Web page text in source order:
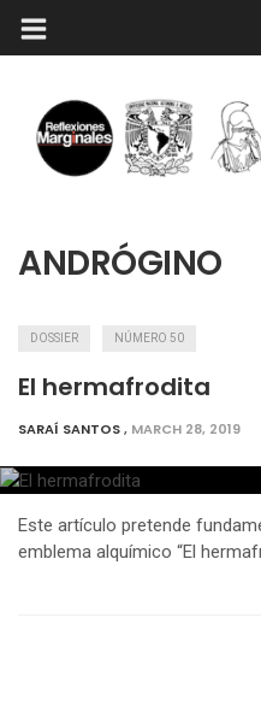
ANDRÓGINO
DOSSIER NÚMERO 50
El hermafrodita
SARAÍ SANTOS, MARCH 28, 2019
Este artículo pretende
emblema alquímico “El